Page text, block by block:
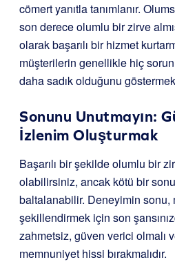
cömert yanıtla tanımlanır.
son derece olumlu bir zirve
olarak başarılı bir hizmet
müşterilerin genellikle hiç
daha sadık olduğunu
Sonunu Unutmayın:
İzlenim Oluşturmak
Başarılı bir şekilde olumlu bir
olabilirsiniz, ancak kötü bir
baltalanabilir. Deneyimin sonu,
şekillendirmek için son
zahmetsiz, güven verici olmalı
memnuniyet hissi bırakmalıdır.